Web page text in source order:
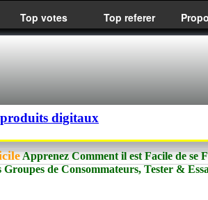
Top votes Top referer
digitaux
Apprenez Comment il est Facile de se
de Consommateurs, Tester &